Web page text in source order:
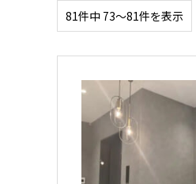
81件中 73〜81件を表示